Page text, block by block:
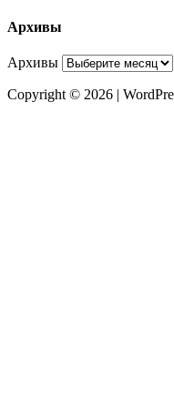
Архивы
Архивы
Copyright © 2026 |